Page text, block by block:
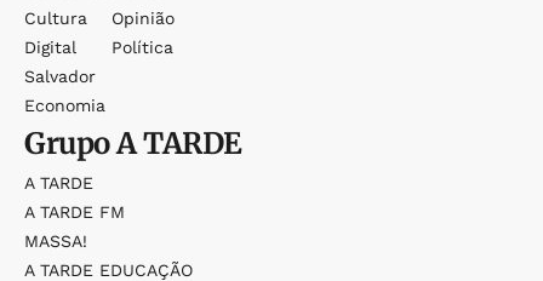
Cultura
Digital
Salvador
Economia
Opinião
Política
GrupoA TARDE
A TARDE
A TARDE FM
MASSA!
A TARDE EDUCAÇÃO